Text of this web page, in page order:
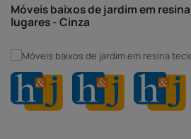
Móveis baixos de jardim em
lugares - Cinza